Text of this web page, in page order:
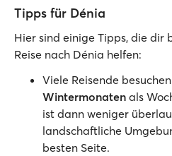
Tipps für Dénia
Hier sind einige Tipps, die dir
Reise nach Dénia helfen:
Viele Reisende
Wintermonaten als
ist dann weniger
landschaftliche
besten Seite.